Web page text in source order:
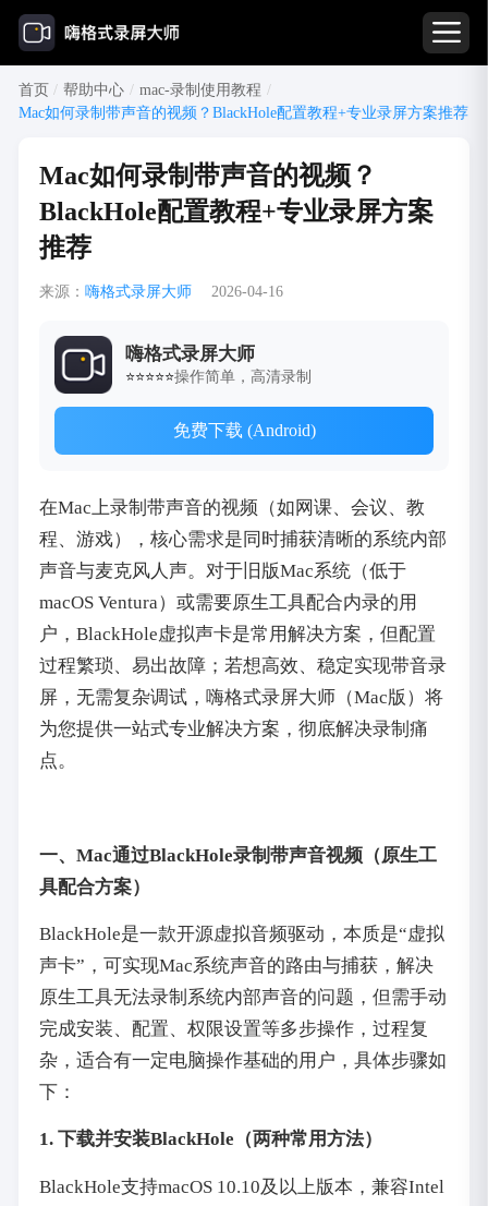
首页 / 帮助中心 / mac-录制使用教程 /
Mac如何录制带声音的视频？BlackHole配置教程+专业录屏方案推荐
Mac如何录制带声音的视频？
BlackHole配置教程+专业录屏方案
推荐
来源： 嗨格式录屏大师 2026-04-16
嗨格式录屏大师
⭐⭐⭐⭐⭐操作简单，高清录制
免费下载 (Android)
在Mac上录制带声音的视频（如网课、会议、教
程、游戏），核心需求是同时捕获清晰的系统内部
声音与麦克风人声。对于旧版Mac系统（低于
macOS Ventura）或需要原生工具配合内录的用
户，BlackHole虚拟声卡是常用解决方案，但配置
过程繁琐、易出故障；若想高效、稳定实现带音录
屏，无需复杂调试，嗨格式录屏大师（Mac版）将
为您提供一站式专业解决方案，彻底解决录制痛
点。
一、Mac通过BlackHole录制带声音视频（原生工
具配合方案）
BlackHole是一款开源虚拟音频驱动，本质是“虚拟
声卡”，可实现Mac系统声音的路由与捕获，解决
原生工具无法录制系统内部声音的问题，但需手动
完成安装、配置、权限设置等多步操作，过程复
杂，适合有一定电脑操作基础的用户，具体步骤如
下：
1. 下载并安装BlackHole（两种常用方法）
BlackHole支持macOS 10.10及以上版本，兼容Intel